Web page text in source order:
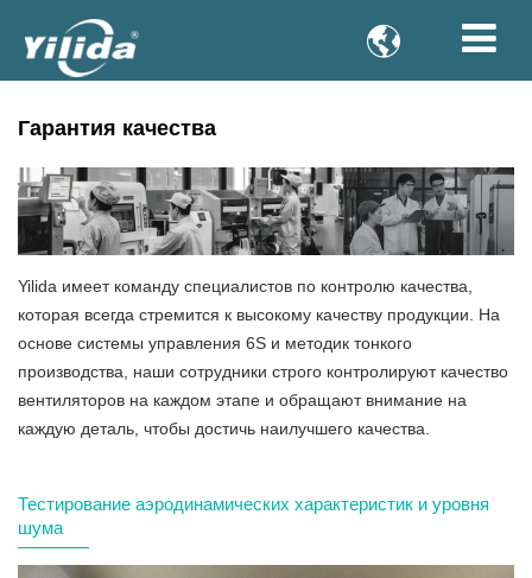

Гарантия качества
Yilida имеет команду специалистов по контролю качества,
которая всегда стремится к высокому качеству продукции. На
основе системы управления 6S и методик тонкого
производства, наши сотрудники строго контролируют качество
вентиляторов на каждом этапе и обращают внимание на
каждую деталь, чтобы достичь наилучшего качества.
Тестирование аэродинамических характеристик и уровня
шума